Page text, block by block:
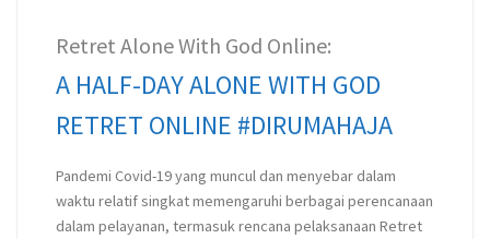
Retret Alone With God Online:
A HALF-DAY ALONE WITH GOD
RETRET ONLINE #DIRUMAHAJA
Pandemi Covid-19 yang muncul dan menyebar dalam
waktu relatif singkat memengaruhi berbagai perencanaan
dalam pelayanan, termasuk rencana pelaksanaan Retret